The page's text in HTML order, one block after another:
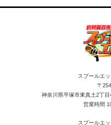
スプールエ
〒
神奈川県平塚市東真土2丁
営業時間
スプールエ